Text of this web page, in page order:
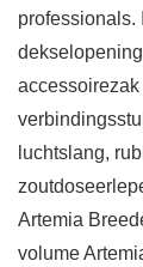
professionals.
luchtslang,
Artemia
volume